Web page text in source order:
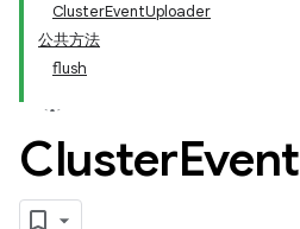
ClusterEventUploader
公共方法
flush
ClusterEvent